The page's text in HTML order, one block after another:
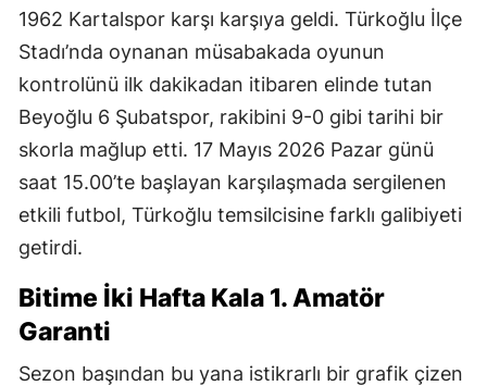
1962 Kartalspor karşı karşıya geldi. Türkoğlu İlçe
Stadı’nda oynanan müsabakada oyunun
kontrolünü ilk dakikadan itibaren elinde tutan
Beyoğlu 6 Şubatspor, rakibini 9-0 gibi tarihi bir
skorla mağlup etti. 17 Mayıs 2026 Pazar günü
saat 15.00’te başlayan karşılaşmada sergilenen
etkili futbol, Türkoğlu temsilcisine farklı galibiyeti
getirdi.
Bitime İki Hafta Kala 1. Amatör
Garanti
Sezon başından bu yana istikrarlı bir grafik çizen